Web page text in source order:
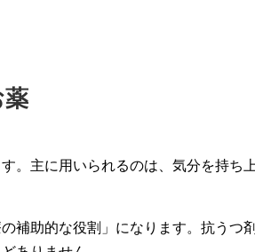
薬
。主に用いられるのは、気分を持ち
補助的な役割」になります。抗うつ